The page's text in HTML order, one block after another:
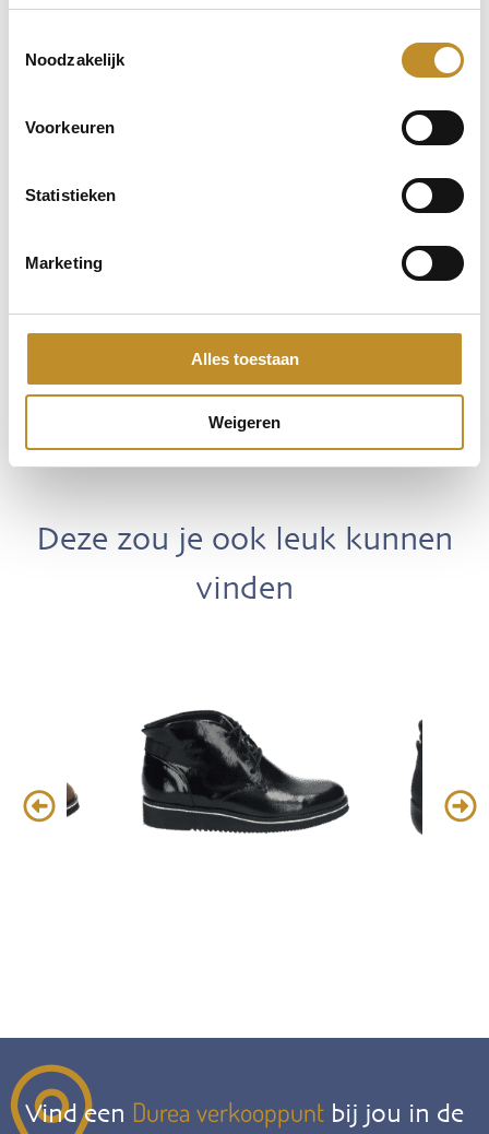
Noodzakelijk
Voorkeuren
Statistieken
Marketing
Alles toestaan
Weigeren
Deze zou je ook leuk kunnen
vinden
Vind een Durea verkooppunt bij jou in de